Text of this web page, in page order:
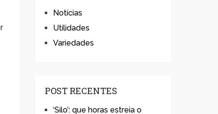
Notícias
Utilidades
Variedades
POST RECENTES
‘Silo’: que horas estreia o